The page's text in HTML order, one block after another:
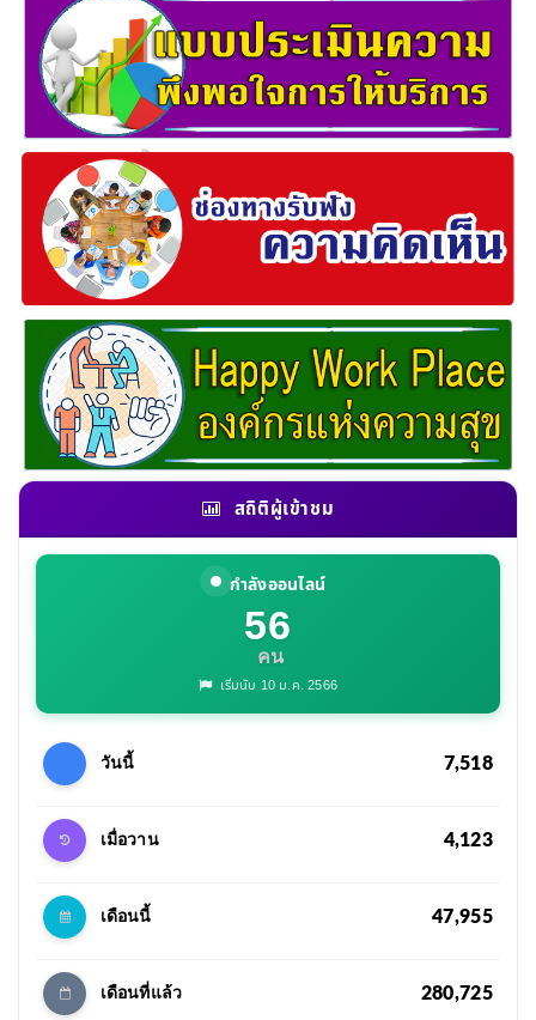
สถิติผู้เข้าชม
กำลังออนไลน์
56
คน
เริ่มนับ 10 ม.ค. 2566
วันนี้ 7,518
เมื่อวาน 4,123
เดือนนี้ 47,955
เดือนที่แล้ว 280,725